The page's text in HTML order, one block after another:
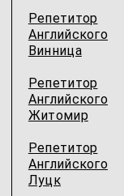
Репетитор
Английского
Винница
Репетитор
Английского
Житомир
Репетитор
Английского
Луцк